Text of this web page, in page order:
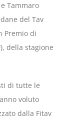
Tammaro
del Tav
Premio di
della stagione
di tutte le
voluto
dalla Fitav